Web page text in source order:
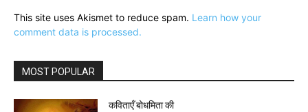
This site uses Akismet to reduce spam. Learn how your
comment data is processed.
MOST POPULAR
कविताएँ बोधमिता की